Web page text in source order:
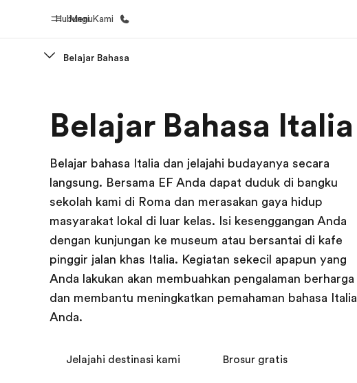
Menu
Hubungi Kami
Selamat datang di EF Lihat semua program
Belajar Bahasa
Belajar Bahasa Italia
Belajar bahasa Italia dan jelajahi budayanya secara
langsung. Bersama EF Anda dapat duduk di bangku
sekolah kami di Roma dan merasakan gaya hidup
masyarakat lokal di luar kelas. Isi kesenggangan Anda
dengan kunjungan ke museum atau bersantai di kafe
pinggir jalan khas Italia. Kegiatan sekecil apapun yang
Anda lakukan akan membuahkan pengalaman berharga
dan membantu meningkatkan pemahaman bahasa Italia
Anda.
Jelajahi destinasi kami Brosur gratis